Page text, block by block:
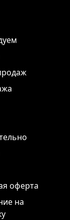
оферта
на